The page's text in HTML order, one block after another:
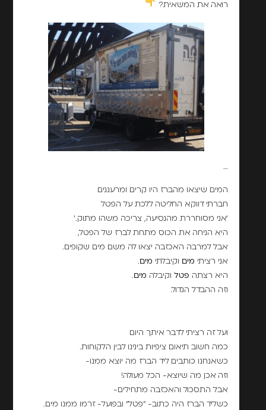
רואה את המשאית?
…
המים שיצאו מהברז היו קרים ומרעננים
חברתי דווקא החליטה ללכת על הפטל
'אני מסוחררת מהנסיעה, צריכה משהו מתוק.'
היא הניחה את הכוס מתחת לברז של הפטל,
אבל למרבה האכזבה יצאו לה משם מים שקופים.
אני רציתי מים וקיבלתי מים.
היא רצתה פטל וקיבלה מים.
וזה ההבדל הגדול.
ועל זה רציתי לדבר איתך היום
כמה חשוב תיאום ציפיות בינינו לבין הלקוחות.
כשאנחנו כותבים ליד הברז מה יוצא ממנו-
וזה אכן מה שיוצא- הכל מעולה!
אבל התסכול והאכזבה מתחילים-
כשליד הברז היה כתוב- "פטל" ובפועל- זרמו ממנו מים.